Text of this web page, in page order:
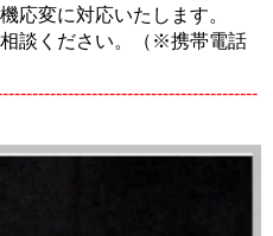
応変に対応いたします。
談ください。（※携帯電話